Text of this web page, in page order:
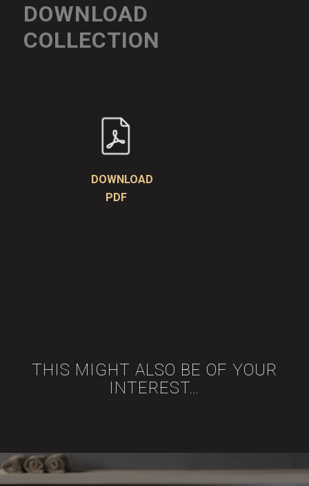
DOWNLOAD
COLLECTION
DOWNLOAD
PDF
THIS MIGHT ALSO BE OF YOUR
INTEREST…